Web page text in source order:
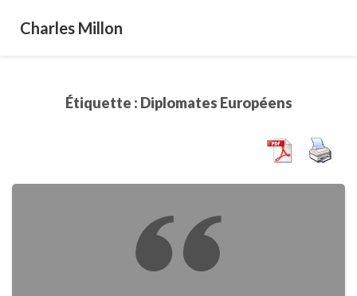
Charles Millon
Étiquette : Diplomates Européens